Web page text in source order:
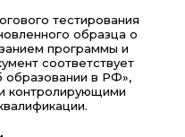
тестирования
образца о
программы и
соответствует
образовании в РФ»,
контролирующими